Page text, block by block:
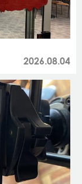
2026.08.04